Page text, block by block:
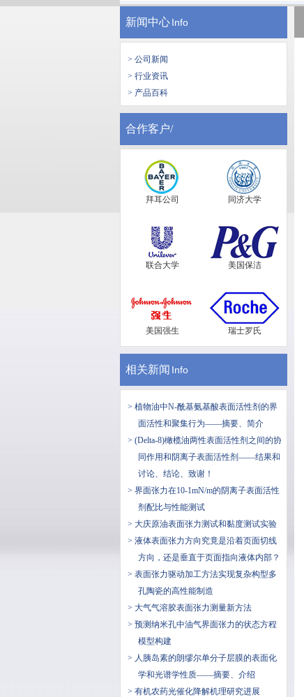
新闻中心Info
> 公司新闻
> 行业资讯
> 产品百科
合作客户/
拜耳公司 同济大学
联合大学 美国保洁
美国强生 瑞士罗氏
相关新闻 Info
> 植物油中N-酰基氨基酸表面活性剂的界
面活性和聚集行为——摘要、简介
> (Delta-8)橄榄油两性表面活性剂之间的协
同作用和阴离子表面活性剂——结果和
讨论、结论、致谢！
> 界面张力在10-1mN/m的阴离子表面活性
剂配比与性能测试
> 大庆原油表面张力测试和黏度测试实验
> 液体表面张力方向究竟是沿着页面切线
方向，还是垂直于页面指向液体内部？
> 表面张力驱动加工方法实现复杂构型多
孔陶瓷的高性能制造
> 大气气溶胶表面张力测量新方法
> 预测纳米孔中油气界面张力的状态方程
模型构建
> 人胰岛素的朗缪尔单分子层膜的表面化
学和光谱学性质——摘要、介绍
> 有机农药光催化降解机理研究进展